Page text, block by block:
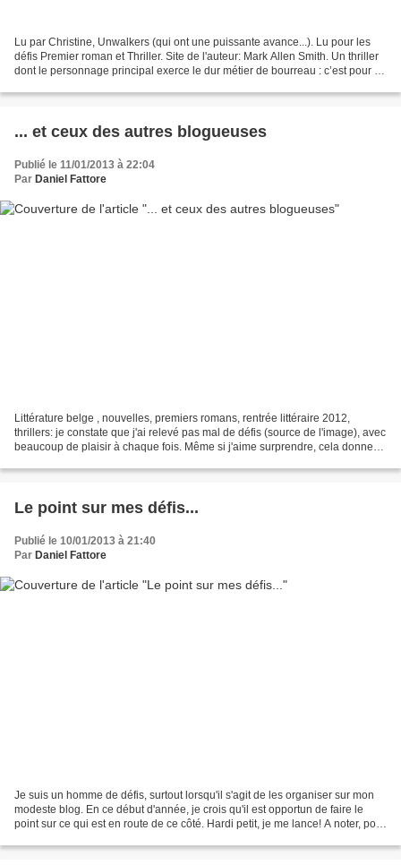
Lu par Christine, Unwalkers (qui ont une puissante avance...). Lu pour les
défis Premier roman et Thriller. Site de l'auteur: Mark Allen Smith. Un thriller
dont le personnage principal exerce le dur métier de bourreau : c’est pour le
... et ceux des autres blogueuses
Publié le 11/01/2013 à 22:04
Par Daniel Fattore
Littérature belge , nouvelles, premiers romans, rentrée littéraire 2012,
thrillers: je constate que j'ai relevé pas mal de défis (source de l'image), avec
beaucoup de plaisir à chaque fois. Même si j'aime surprendre, cela donne
Le point sur mes défis...
Publié le 10/01/2013 à 21:40
Par Daniel Fattore
Je suis un homme de défis, surtout lorsqu'il s'agit de les organiser sur mon
modeste blog. En ce début d'année, je crois qu'il est opportun de faire le
point sur ce qui est en route de ce côté. Hardi petit, je me lance! A noter, pour